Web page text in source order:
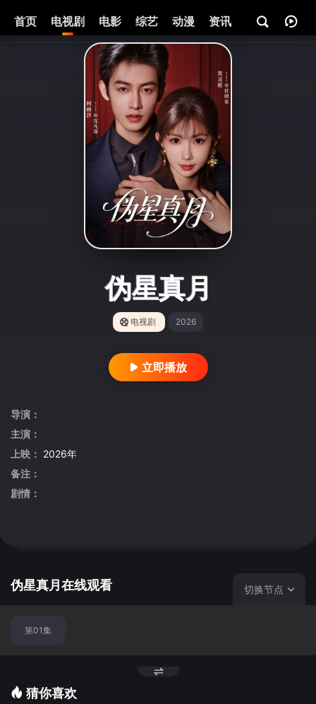
首页 电视剧 电影 综艺 动漫 资讯
伪星真月
电视剧 2026
立即播放
导演：
主演：
上映： 2026年
备注：
剧情：
伪星真月在线观看 切换节点
第01集
猜你喜欢